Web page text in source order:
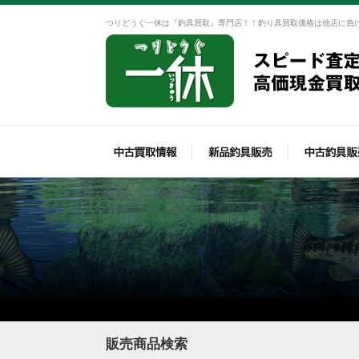
つりどうぐ一休は『釣具買取』専門店！！釣り具買取価格は他店に
販売商品検索